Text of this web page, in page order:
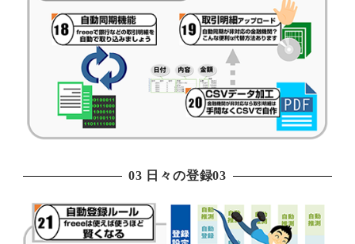
03 日々の登録03